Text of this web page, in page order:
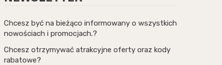
Chcesz być na bieżąco informowany o wszystkich
nowościach i promocjach.?
Chcesz otrzymywać atrakcyjne oferty oraz kody
rabatowe?